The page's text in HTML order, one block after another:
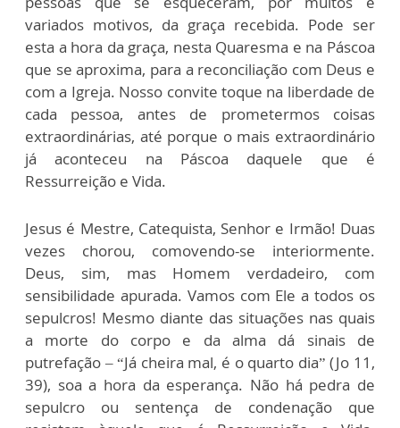
variados motivos, da graça recebida. Pode ser
esta a hora da graça, nesta Quaresma e na Páscoa
que se aproxima, para a reconciliação com Deus e
com a Igreja. Nosso convite toque na liberdade de
cada pessoa, antes de prometermos coisas
extraordinárias, até porque o mais extraordinário
já aconteceu na Páscoa daquele que é
Ressurreição e Vida.
Jesus é Mestre, Catequista, Senhor e Irmão! Duas
vezes chorou, comovendo-se interiormente.
Deus, sim, mas Homem verdadeiro, com
sensibilidade apurada. Vamos com Ele a todos os
sepulcros! Mesmo diante das situações nas quais
a morte do corpo e da alma dá sinais de
putrefação – “Já cheira mal, é o quarto dia” (Jo 11,
39), soa a hora da esperança. Não há pedra de
sepulcro ou sentença de condenação que